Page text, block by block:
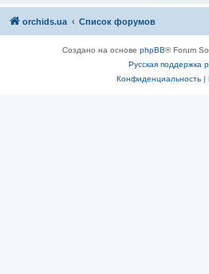
orchids.ua Список форумов
Создано на основе phpBB® Forum
Русская поддержка
Конфиденциальность|